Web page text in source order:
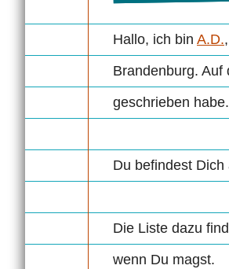
Hallo, ich bin A.D.
Brandenburg. Auf
geschrieben habe.
Du befindest
Die Liste dazu
wenn Du magst.